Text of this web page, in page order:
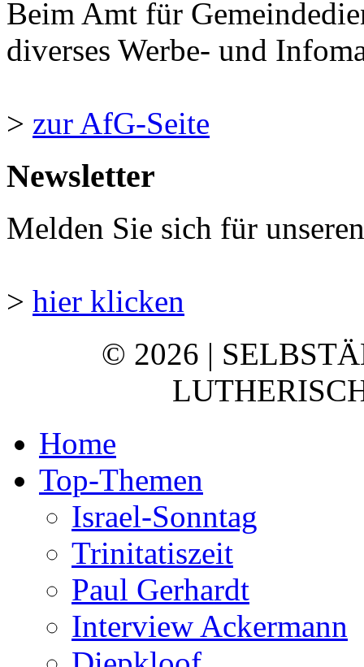
Beim Amt für
diverses Werbe- und
> zur AfG-Seite
Newsletter
Melden Sie sich für
> hier klicken
© 2026 |
Home
Top-Themen
Israel-Sonntag
Trinitatiszeit
Paul Gerhardt
Interview Ackermann